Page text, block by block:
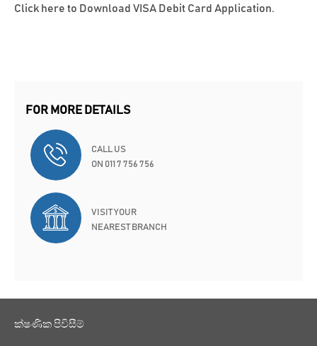
Click here to Download VISA Debit Card Application.
FOR MORE DETAILS
CALL US
ON 011 7 756 756
VISIT YOUR
NEAREST BRANCH
ක්ෂණික පිවිසීම්